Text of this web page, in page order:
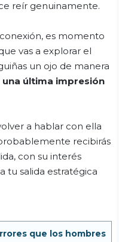
reír genuinamente.
es momento
vas a explorar el
un ojo de manera
una última impresión
a hablar con ella
recibirás
con su interés
tu salida estratégica
que los hombres